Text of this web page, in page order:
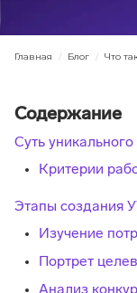
Главная / Блог / Что
Содержание
Суть
Критерии
Этапы создания
Изучение
Портрет